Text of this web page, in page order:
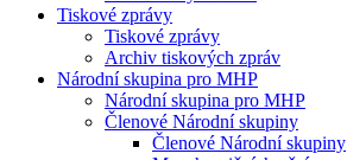
Tiskové zprávy
Tiskové zprávy
Archiv tiskových zpráv
Národní skupina pro MHP
Národní skupina pro MHP
Členové Národní skupiny
Členové Národní skupiny